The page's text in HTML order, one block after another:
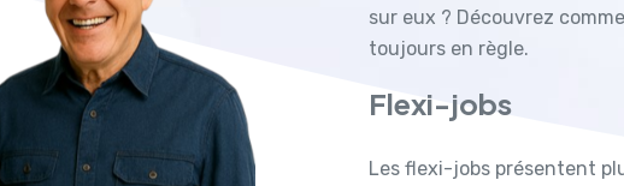
sur eux ? Découvrez
toujours en règle.
Flexi-jobs
Les flexi-jobs présentent